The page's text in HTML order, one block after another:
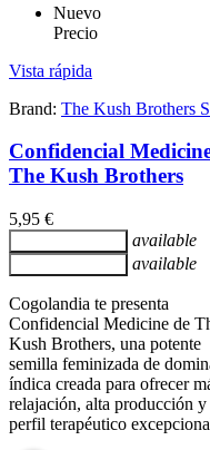
Nuevo
Precio
Vista rápida
Brand: The Kush Brothers
Confidencial
The Kush Brothers
5,95 €
available
available
Cogolandia te presenta
Confidencial Medicine de
Kush Brothers, una potente
semilla feminizada de
índica creada para ofrecer
relajación, alta producción y
perfil terapéutico